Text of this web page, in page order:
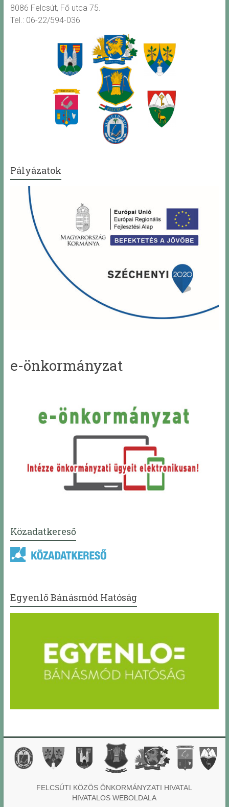
8086 Felcsút, Fő utca 75.
Tel.: 06-22/594-036
Pályázatok
e-önkormányzat
Közadatkereső
Egyenlő Bánásmód Hatóság
FELCSÚTI KÖZÖS ÖNKORMÁNYZATI HIVATAL
HIVATALOS WEBOLDALA